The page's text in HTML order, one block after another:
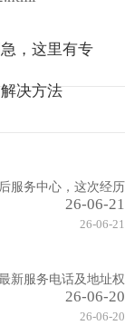
，这里有专
决方法
服务中心，这次经历
26-06-21
26-06-21
新服务电话及地址权
26-06-20
26-06-20